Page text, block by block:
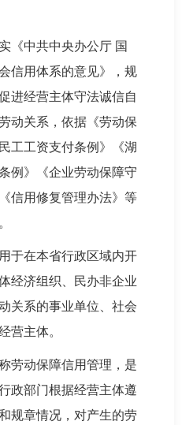
《中共中央办公厅 国
信用体系的意见》，规
进经营主体守法诚信自
动关系，依据《劳动保
工工资支付条例》《湖
例》《企业劳动保障守
信用修复管理办法》等
于在本省行政区域内开
经济组织、民办非企业
关系的事业单位、社会
营主体。
劳动保障信用管理，是
政部门根据经营主体遵
规章情况，对产生的劳